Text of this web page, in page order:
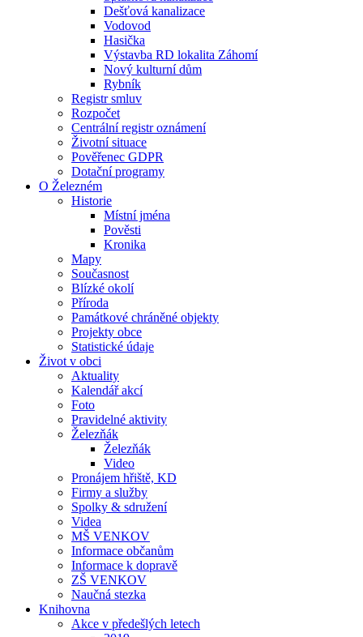
Dešťová kanalizace
Vodovod
Hasička
Výstavba RD lokalita Záhomí
Nový kulturní dům
Rybník
Registr smluv
Rozpočet
Centrální registr oznámení
Životní situace
Pověřenec GDPR
Dotační programy
O Železném
Historie
Místní jména
Pověsti
Kronika
Mapy
Současnost
Blízké okolí
Příroda
Památkové chráněné objekty
Projekty obce
Statistické údaje
Život v obci
Aktuality
Kalendář akcí
Foto
Pravidelné aktivity
Železňák
Železňák
Video
Pronájem hřiště, KD
Firmy a služby
Spolky & sdružení
Videa
MŠ VENKOV
Informace občanům
Informace k dopravě
ZŠ VENKOV
Naučná stezka
Knihovna
Akce v předešlých letech